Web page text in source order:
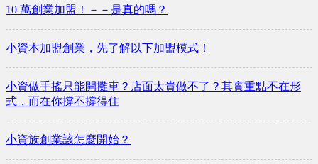
10 萬創業加盟！－－是真的嗎？
小資本加盟創業，先了解以下加盟模式！
小資做手搖只能開攤車？店面太貴做不了？其實重點不在形
式，而在你撐不撐得住
小資族創業該怎麼開始？